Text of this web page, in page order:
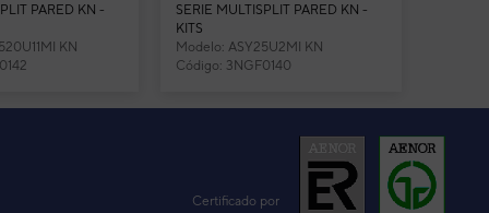
PARED KN -
KN
Ext. 50) co...
SERIE MULTISPLIT PARED KN -
KITS
Modelo: ASY25U2MI KN
Código: 3NGF0140
Certificado por